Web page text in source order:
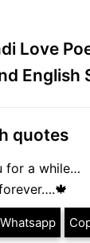
Love
English
quotes
for a while…
Whatsapp